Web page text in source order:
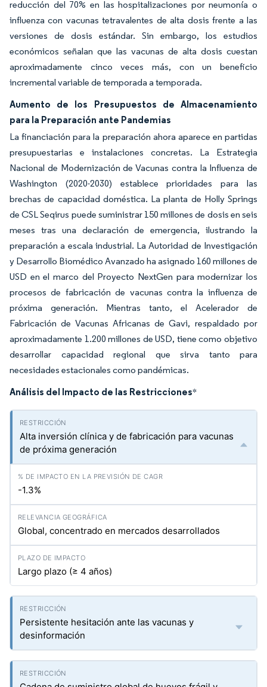
reducción del 70% en las hospitalizaciones por neumonía o
influenza con vacunas tetravalentes de alta dosis frente a las
versiones de dosis estándar. Sin embargo, los estudios
económicos señalan que las vacunas de alta dosis cuestan
aproximadamente cinco veces más, con un beneficio
incremental variable de temporada a temporada.
Aumento de los Presupuestos de Almacenamiento
para la Preparación ante Pandemias
La financiación para la preparación ahora aparece en partidas
presupuestarias e instalaciones concretas. La Estrategia
Nacional de Modernización de Vacunas contra la Influenza de
Washington (2020-2030) establece prioridades para las
brechas de capacidad doméstica. La planta de Holly Springs
de CSL Seqirus puede suministrar 150 millones de dosis en seis
meses tras una declaración de emergencia, ilustrando la
preparación a escala industrial. La Autoridad de Investigación
y Desarrollo Biomédico Avanzado ha asignado 160 millones de
USD en el marco del Proyecto NextGen para modernizar los
procesos de fabricación de vacunas contra la influenza de
próxima generación. Mientras tanto, el Acelerador de
Fabricación de Vacunas Africanas de Gavi, respaldado por
aproximadamente 1.200 millones de USD, tiene como objetivo
desarrollar capacidad regional que sirva tanto para
necesidades estacionales como pandémicas.
Análisis del Impacto de las Restricciones*
Alta inversión clínica y de fabricación para vacunas
de próxima generación
-1.3%
Global, concentrado en mercados desarrollados
Largo plazo (≥ 4 años)
Persistente hesitación ante las vacunas y
desinformación